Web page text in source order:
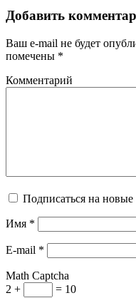
Добавить
Ваш e-mail не будет
помечены *
Комментарий
Подписаться на
Имя *
E-mail *
Math Captcha
2 +
= 10